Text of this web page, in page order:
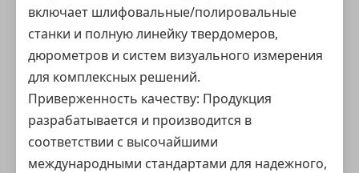
включает шлифовальные/полировальные
станки и полную линейку твердомеров,
дюрометров и систем визуального измерения
для комплексных решений.
Приверженность качеству: Продукция
разрабатывается и производится в
соответствии с высочайшими
международными стандартами для надежного,